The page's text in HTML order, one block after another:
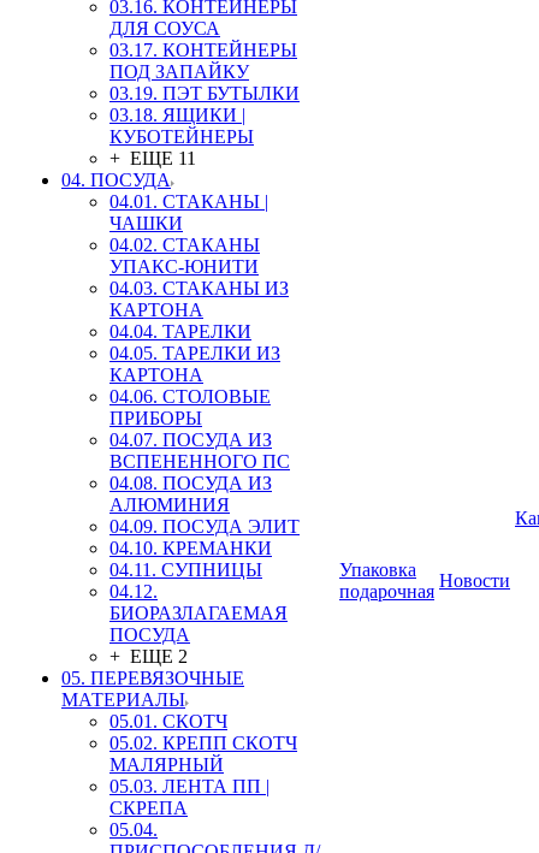
03.16. КОНТЕЙНЕРЫ
ДЛЯ СОУСА
03.17. КОНТЕЙНЕРЫ
ПОД ЗАПАЙКУ
03.19. ПЭТ БУТЫЛКИ
03.18. ЯЩИКИ |
КУБОТЕЙНЕРЫ
+ ЕЩЕ 11
04. ПОСУДА
04.01. СТАКАНЫ |
ЧАШКИ
04.02. СТАКАНЫ
УПАКС-ЮНИТИ
04.03. СТАКАНЫ ИЗ
КАРТОНА
04.04. ТАРЕЛКИ
04.05. ТАРЕЛКИ ИЗ
КАРТОНА
04.06. СТОЛОВЫЕ
ПРИБОРЫ
04.07. ПОСУДА ИЗ
ВСПЕНЕННОГО ПС
04.08. ПОСУДА ИЗ
АЛЮМИНИЯ
04.09. ПОСУДА ЭЛИТ
04.10. КРЕМАНКИ
04.11. СУПНИЦЫ
04.12.
БИОРАЗЛАГАЕМАЯ
ПОСУДА
+ ЕЩЕ 2
05. ПЕРЕВЯЗОЧНЫЕ
МАТЕРИАЛЫ
05.01. СКОТЧ
05.02. КРЕПП СКОТЧ
МАЛЯРНЫЙ
05.03. ЛЕНТА ПП |
СКРЕПА
05.04.
Упаковка
подарочная
Новости